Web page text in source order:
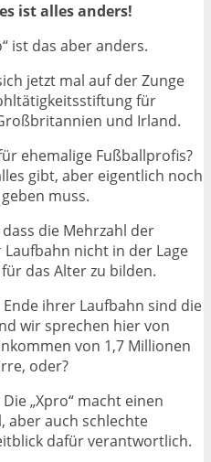
ist alles anders!
ist das aber anders.
jetzt mal auf der Zunge
für
und Irland.
ehemalige Fußballprofis?
gibt, aber eigentlich noch
muss.
die Mehrzahl der
nicht in der Lage
das Alter zu bilden.
ihrer Laufbahn sind die
wir sprechen hier von
von 1,7 Millionen
oder?
„Xpro“ macht einen
aber auch schlechte
dafür verantwortlich.